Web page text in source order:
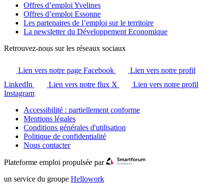
Offres d’emploi Yvelines
Offres d’emploi Essonne
Les partenaires de l’emploi sur le territoire
La newsletter du Développement Economique
Retrouvez-nous sur les réseaux sociaux
Lien vers notre page Facebook
Lien vers notre profil
LinkedIn
Lien vers notre flux X
Lien vers notre profil
Instagram
Accessibilité : partiellement conforme
Mentions légales
Conditions générales d'utilisation
Politique de confidentialité
Nous contacter
Plateforme emploi propulsée par
un service du groupe Hellowork